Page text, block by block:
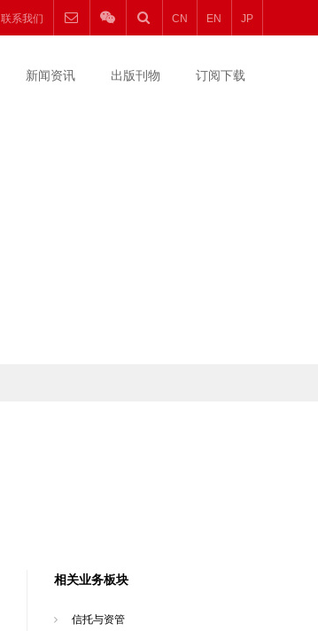
联系我们 CN EN JP
新闻资讯 出版刊物 订阅下载
相关业务板块
信托与资管